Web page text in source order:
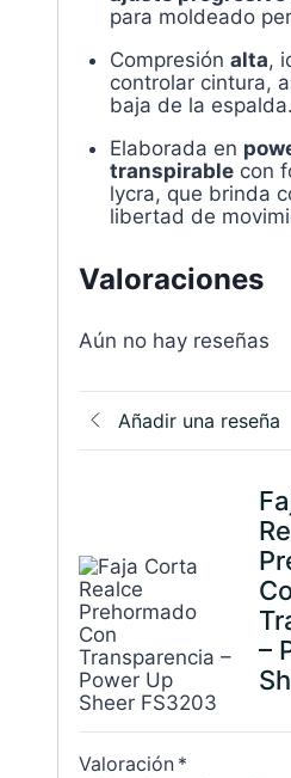
para moldeado
Compresión alta,
controlar cintura,
baja de la espalda.
Elaborada en
transpirablecon
lycra, que brinda
libertad de
Valoraciones
Aún no hay reseñas
Añadir una reseña
–
Valoración *